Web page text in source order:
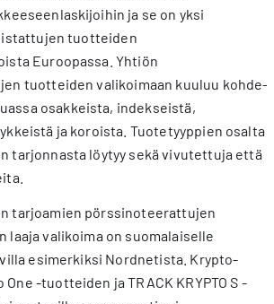
ja se on yksi
tuotteiden
Euroopassa. Yhtiön
tuotteiden valikoimaan kuuluu kohde-
osakkeista, indekseistä,
ja koroista. Tuotetyyppien osalta
tarjonnasta löytyy sekä vivutettuja että
tarjoamien pörssinoteerattujen
valikoima on suomalaiselle
esimerkiksi Nordnetista. Krypto-
-tuotteiden ja TRACK KRYPTO S -